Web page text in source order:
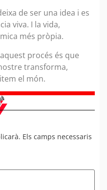
de ser una idea i es
viva. I la vida,
més pròpia.
procés és que
transforma,
el món.
Els camps necessaris